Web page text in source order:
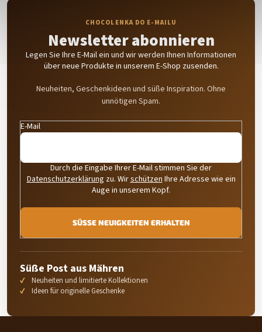
Newsletter abonnieren
Legen Sie Ihre E-Mail ein und wir werden Ihnen Informationen
über neue Produkte in unserem E-Shop zusenden.
Neuheiten, Geschenkideen und süße Inspiration. Ohne
unnötigen Spam.
E-Mail
Durch die Eingabe Ihrer E-Mail stimmen Sie der
Datenschutzerklärung zu. WirschützenIhre Adresse wie ein
Auge in unserem Kopf.
SÜSSE NEUIGKEITEN ERHALTEN
Süße Post aus Mähren
Neuheiten und limitierte Kollektionen
Ideen für originelle Geschenke